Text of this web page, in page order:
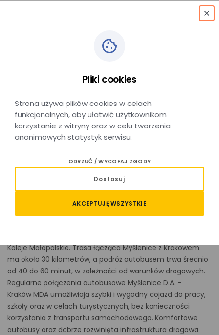
Myślenice D.a. → Kraków Mda
Relacja Myślenice D.A. – Kraków
MDA – sprawdź połączenia
i rozkład jazdy
Planujesz podróż autobusem na trasie Myślenice D.A. –
Koleje Małopolskie. Trasa łącząca Myślenice z Krakowem
ma około 30 kilometrów, a podróż autobusem trwa średnio
od 40 do 60 minut, w zależności od warunków drogowych.
Regularne połączenia autobusowe Myślenice D.A. –
Kraków MDA umożliwiają szybki i wygodny dojazd do pracy,
szkoły oraz w celach turystycznych, bez konieczności
korzystania z transportu samochodowego. Komfortowe
autobusy oraz dobrze rozwinięta infrastruktura drogowa
Pliki cookies
Strona używa plików cookies w celach
funkcjonalnych, aby ułatwić użytkownikom
korzystanie z witryny oraz w celu tworzenia
anonimowych statystyk serwisu.
ODRZUĆ / WYCOFAJ ZGODY
Dostosuj
AKCEPTUJĘ WSZYSTKIE